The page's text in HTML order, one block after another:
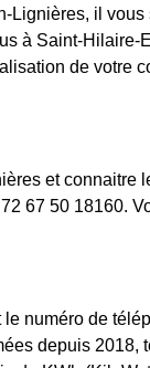
il
à Saint-
de votre
et connaitre
67 50 18160.
numéro de
depuis